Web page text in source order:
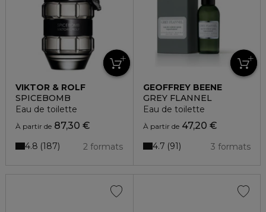
VIKTOR & ROLF
SPICEBOMB
Eau de toilette
À partir de 87,30 €
2 formats
4.8 187
GEOFFREY BEENE
GREY FLANNEL
Eau de toilette
À partir de47,20 €
3 formats
4.7 91